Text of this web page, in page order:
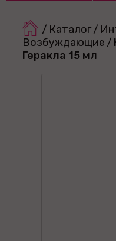
/ Каталог/
Возбуждающие /
Геракла 15 мл